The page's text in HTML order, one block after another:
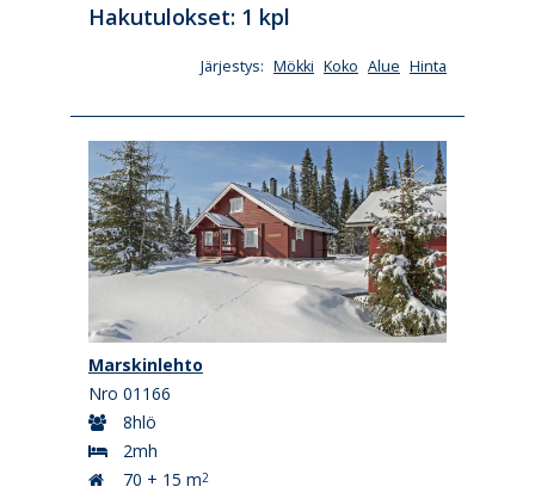
Hakutulokset: 1 kpl
Järjestys: Mökki Koko Alue Hinta
Marskinlehto
Nro 01166
8hlö
2mh
70 + 15 m2